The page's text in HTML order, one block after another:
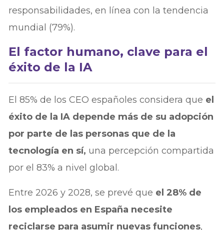
responsabilidades, en línea con la tendencia
mundial (79%).
El factor humano, clave para el
éxito de la IA
El 85% de los CEO españoles considera que el
éxito de la IA depende más de su adopción
por parte de las personas que de la
tecnología en sí, una percepción compartida
por el 83% a nivel global.
Entre 2026 y 2028, se prevé que el 28% de
los empleados en España necesite
reciclarse para asumir nuevas funciones,